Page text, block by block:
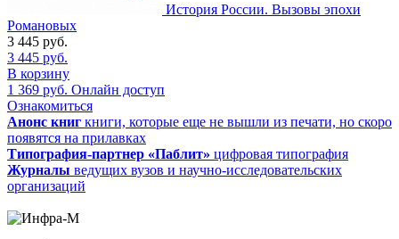
История России. Вызовы эпохи
Романовых
3 445 руб.
3 445 руб.
В корзину
1 369 руб. Онлайн доступ
Ознакомиться
Анонс книг книги, которые еще не вышли из печати, но скоро
появятся на прилавках
Типография-партнер «Паблит» цифровая типография
Журналы ведущих вузов и научно-исследовательских
организаций